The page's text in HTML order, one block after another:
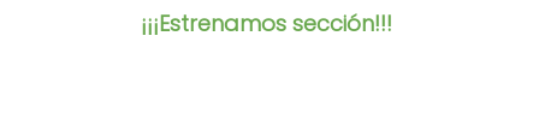
¡¡¡Estrenamos sección!!!